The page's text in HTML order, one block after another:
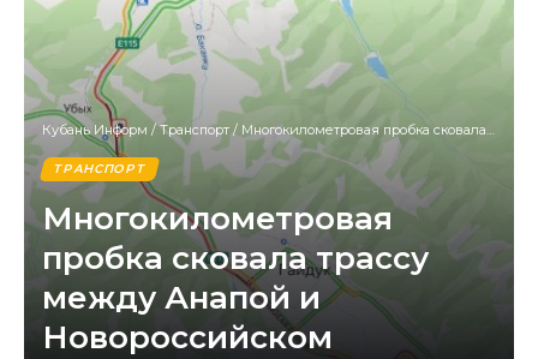
Кубань Информ /Транспорт / Многокилометровая пробка сковала трассу между Анапой и Новороссийском
ТРАНСПОРТ
Многокилометровая
пробка сковала трассу
между Анапой и
Новороссийском